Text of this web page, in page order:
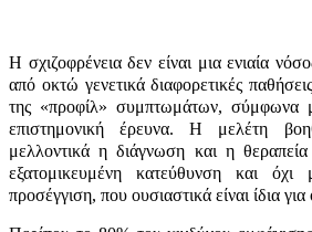
Η σχιζοφρένεια δεν είναι μια ενιαία
από οκτώ γενετικά διαφορετικές
της «προφίλ» συμπτωμάτων, σύμφωνα
επιστημονική έρευνα. Η μελέτη
μελλοντικά η διάγνωση και η
εξατομικευμένη κατεύθυνση και
προσέγγιση, που ουσιαστικά είναι ίδια